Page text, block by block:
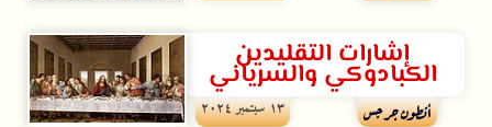
إشارات التقليدين
الكبادوكي والسرياني
أنطون جرجس ۱۳ سبتمبر ۲۰۲٤